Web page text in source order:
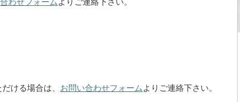
ける場合は、 お問い合わせフォーム よりご連絡下さい。